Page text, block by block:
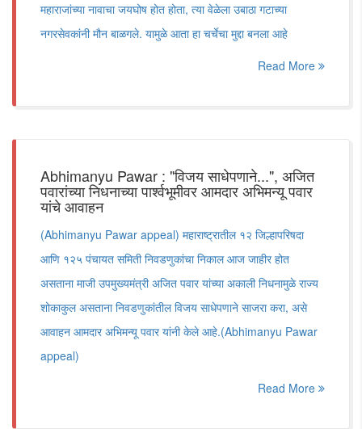
महाराजांच्या नावाचा जयघोष होत होता, त्या वेळेला उबाठा गटाच्या
नगरसेवकांनी मौन बाळगले. यामुळे आता हा चर्चेचा मुद्दा बनला आहे
Read More
Abhimanyu Pawar : "विजय साधेपणाने...", अजित
पवारांच्या निधनाच्या पार्श्वभूमीवर आमदार अभिमन्यू पवार
यांचे आवाहन
(Abhimanyu Pawar appeal) महाराष्ट्रातील १२ जिल्हापरिषदा
आणि १२५ पंचायत समिती निवडणुकांचा निकाल आज जाहीर होत
असताना माजी उपमुख्यमंत्री अजित पवार यांच्या अकाली निधनामुळे राज्य
शोकाकुल असताना निवडणुकांतील विजय साधेपणाने साजरा करा, असे
आवाहन आमदार अभिमन्यू पवार यांनी केले आहे.(Abhimanyu Pawar
appeal)
Read More